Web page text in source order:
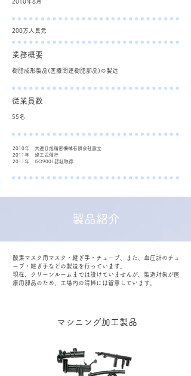
​2010年8月
200万人民元
業務概要
樹脂成形製品(医療関連樹脂部品)の製造
​従業員数
55名
大連日旭精密機械有限会社設立
竣工式催行
ISO9001認証取得
2010年
2011年
2011年
製品紹介
酸素マスク用マスク・継ぎ手・チューブ、また、血圧計のチュ
ーブ・継ぎ手などの製造を行っています。
現在、クリーンルームまでは設けていませんが、製造対象が医
療用部品のため、工場内の清掃には留意しています。
マシニング加工製品